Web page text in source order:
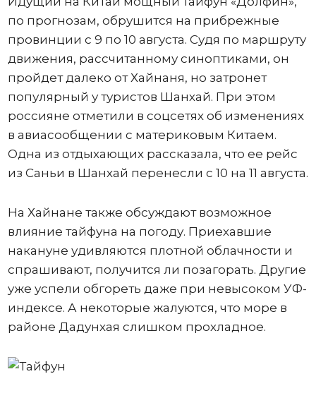
по прогнозам, обрушится на прибрежные
провинции с 9 по 10 августа. Судя по маршруту
движения, рассчитанному синоптиками, он
пройдет далеко от Хайнаня, но затронет
популярный у туристов Шанхай. При этом
россияне отметили в соцсетях об изменениях
в авиасообщении с материковым Китаем.
Одна из отдыхающих рассказала, что ее рейс
из Саньи в Шанхай перенесли с 10 на 11 августа.
На Хайнане также обсуждают возможное
влияние тайфуна на погоду. Приехавшие
накануне удивляются плотной облачности и
спрашивают, получится ли позагорать. Другие
уже успели обгореть даже при невысоком УФ-
индексе. А некоторые жалуются, что море в
районе Дадунхая слишком прохладное.